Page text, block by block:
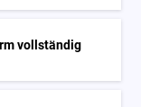
vollständig